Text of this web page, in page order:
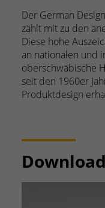
Der German
zählt mit zu den
Diese hohe
an nationalen und
oberschwäbische
seit den 1960er
Produktdesign